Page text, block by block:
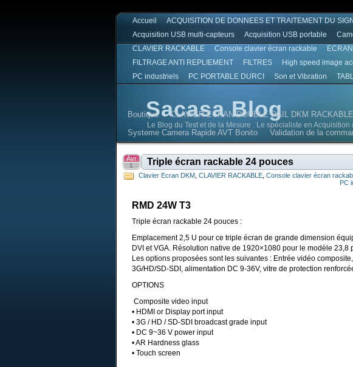
Accueil ACQUISITION DE DONNEES ET TRAITEMENT DU
Acquisition USB multi-capteurs
Acquisition USB portable
CLAVIER RACKABLE
Console clavier écran rackable
FILTRAGE ANTI REPLIEMENT
FILTRES High speed image
PC industriels
PC PORTABLE DURCI Son et Vibration
Sacasa Blog
Le Blog du Test et de la Mesure . Le spécialiste en
Boutique CLAVIER ECRAN DOUBLE RAIL DKM RACKABLE
Systeme Camera Rapide AVT Bonito
Validation de la
Triple écran rackable 24 pouces
Avr
1
Clavier Ecran DKM CLAVIER RACKABLE Console clavier écran
PC
RMD 24W T3
Triple écran rackable 24 pouces :
Emplacement 2,5 U pour ce triple écran de grande dimension
DVI et VGA. Résolution native de 1920×1080 pour le modèle
Les options proposées sont les suivantes : Entrée vidéo
3G/HD/SD-SDI, alimentation DC 9-36V, vitre de protection
OPTIONS
Composite video input
• HDMI or Display port input
• 3G / HD / SD-SDI broadcast grade input
• DC 9~36 V power input
• AR Hardness glass
• Touch screen